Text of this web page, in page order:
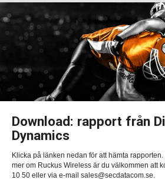
Download: rapport från
Dynamics
Klicka på länken nedan för att hämta
mer om Ruckus Wireless är du välkommen att
10 50 eller via e-mail sales@secdatacom.se.